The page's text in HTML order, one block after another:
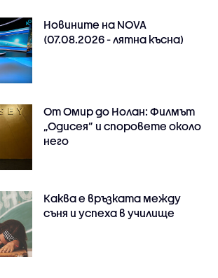
Новините на NOVA
(07.08.2026 - лятна късна)
От Омир до Нолан: Филмът
„Одисея” и споровете около
него
Каква е връзката между
съня и успеха в училище